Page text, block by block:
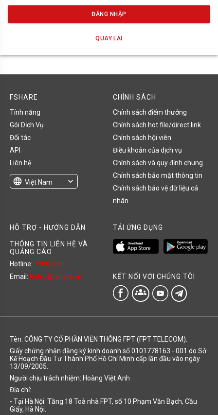
ĐĂNG NHẬP
QUAY LẠI
FSHARE
Tính năng
Gói Dịch Vụ
Đối tác
API
Liên hệ
language Việt Nam
expand_more
CHÍNH SÁCH
Chính sách điểm thưởng
Chính sách hot file/direct link
Chính sách hội viên
Điều khoản của dịch vụ
Chính sách và quy định chung
Chính sách bảo mật thông tin
Chính sách bảo vệ dữ liệu cá
nhân
HỖ TRỢ - HƯỚNG DẪN
THÔNG TIN LIÊN HỆ VÀ
QUẢNG CÁO
Hotline: 1900 6600
Email: hotro@fshare.vn
TẢI ỨNG DỤNG
KẾT NỐI VỚI CHÚNG TÔI
groups
Tên: CÔNG TY CỔ PHẦN VIỄN THÔNG FPT (FPT TELECOM).
Giấy chứng nhận đăng ký kinh doanh số 0101778163 - 001 do Sở
Kế Hoạch Đầu Tư Thành Phố Hồ Chí Minh cấp lần đầu vào ngày
13/09/2005.
Người chịu trách nhiệm: Hoàng Việt Anh
Địa chỉ:
- Tại Hà Nội: Tầng 18 Toà nhà FPT, số 10 Phạm Văn Bạch, Cầu
Giấy, Hà Nội.